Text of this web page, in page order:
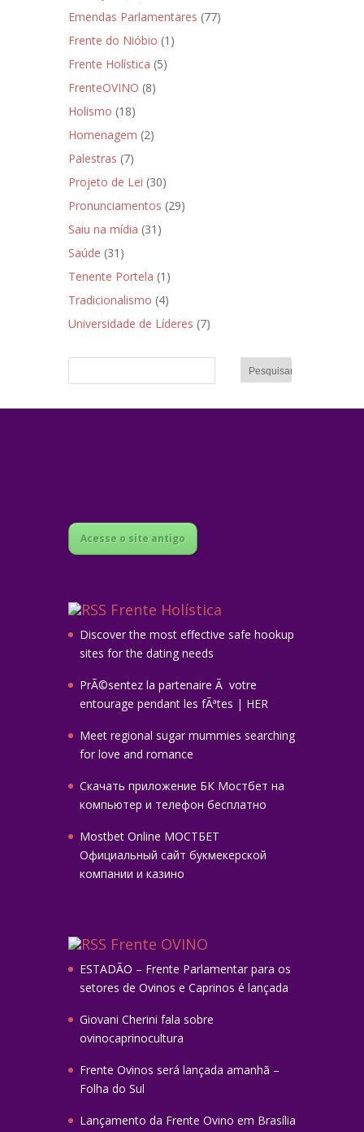
Emendas Parlamentares (77)
Frente do Nióbio (1)
Frente Holística (5)
FrenteOVINO (8)
Holismo (18)
Homenagem (2)
Palestras (7)
Projeto de Lei (30)
Pronunciamentos (29)
Saiu na mídia (31)
Saúde (31)
Tenente Portela (1)
Tradicionalismo (4)
Universidade de Líderes (7)
Acesse o site antigo
Frente Holística
Discover the most effective safe hookup
sites for the dating needs
PrÃ©sentez la partenaire Ã votre
entourage pendant les fÃªtes | HER
Meet regional sugar mummies searching
for love and romance
Скачать приложение БК Мостбет на
компьютер и телефон бесплатно
Mostbet Online МОСТБЕТ
Официальный сайт букмекерской
компании и казино
Frente OVINO
ESTADÃO – Frente Parlamentar para os
setores de Ovinos e Caprinos é lançada
Giovani Cherini fala sobre
ovinocaprinocultura
Frente Ovinos será lançada amanhã –
Folha do Sul
Lançamento da Frente Ovino em Brasília